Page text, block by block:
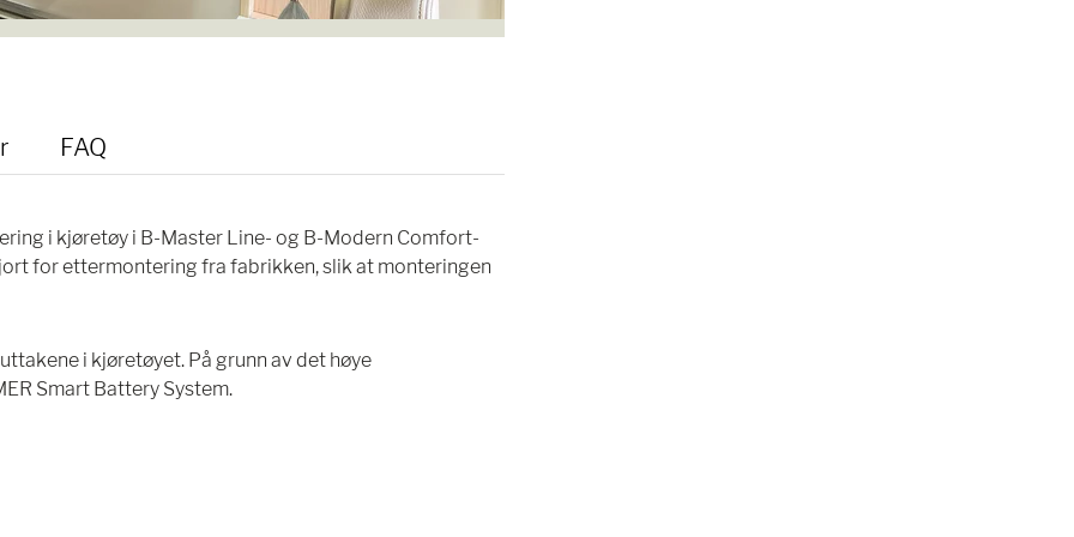
FAQ
i kjøretøy i B-Master Line- og B-Modern Comfort-
for ettermontering fra fabrikken, slik at monteringen
i kjøretøyet. På grunn av det høye
Smart Battery System.